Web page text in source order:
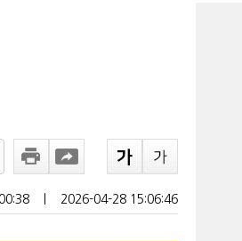
2026-04-28 15:06:46